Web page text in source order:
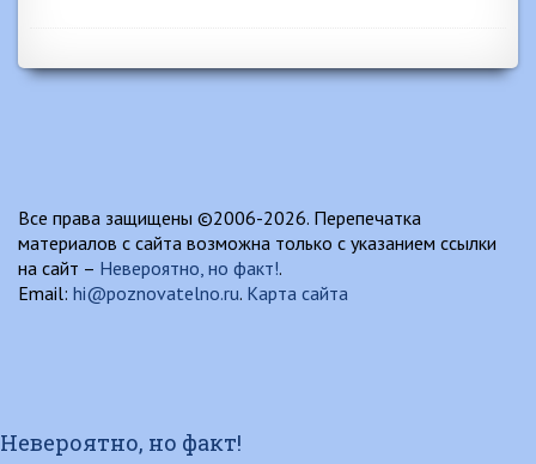
Все права защищены ©2006-2026. Перепечатка
материалов с сайта возможна только с указанием ссылки
на сайт – Невероятно, но факт!.
Email: hi@poznovatelno.ru. Карта сайта
Невероятно, но факт!